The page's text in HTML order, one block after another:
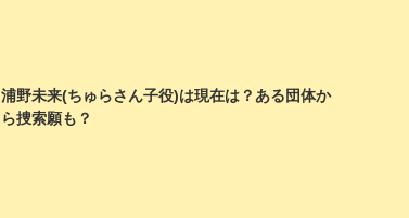
浦野未来(ちゅらさん子役)は現在は？ある団体か
ら捜索願も？